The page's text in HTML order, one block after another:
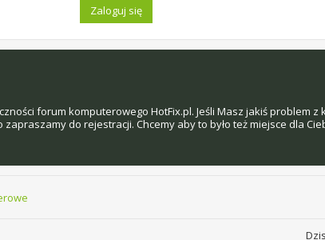
forum komputerowego HotFix.pl. Jeśli Masz jakiś problem
zapraszamy do rejestracji. Chcemy aby to było też miejsce dla